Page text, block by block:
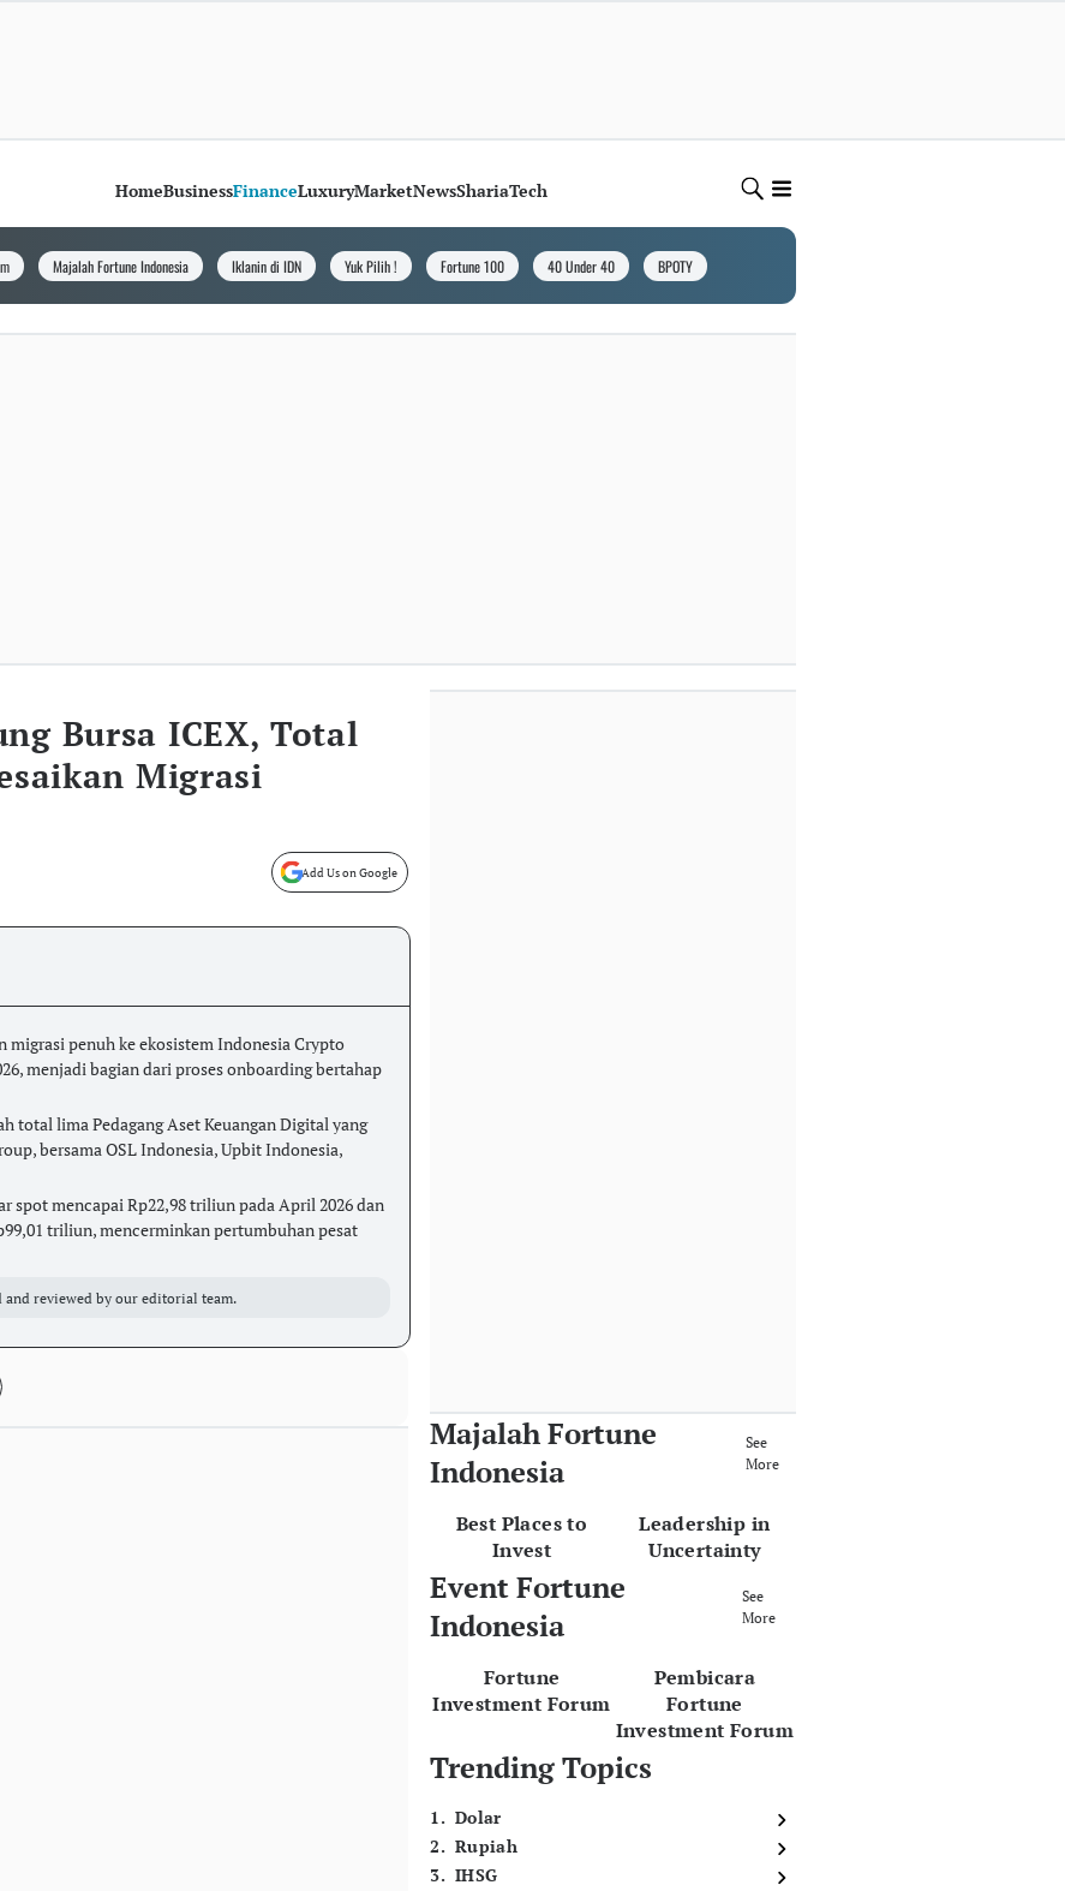
HomeBusinessFinanceLuxuryMarketNewsShariaTech
Majalah Fortune Indonesia Iklanin di IDN Yuk Pilih ! Fortune 100 40 Under 40 BPOTY
Bursa ICEX, Total
Migrasi
Add Us on Google
migrasi penuh ke ekosistem Indonesia Crypto
menjadi bagian dari proses onboarding bertahap
total lima Pedagang Aset Keuangan Digital yang
bersama OSL Indonesia, Upbit Indonesia,
spot mencapai Rp22,98 triliun pada April 2026 dan
triliun, mencerminkan pertumbuhan pesat
and reviewed by our editorial team.
Majalah Fortune
Indonesia
See
More
Best Places to
Invest
Leadership in
Uncertainty
Event Fortune
Indonesia
See
More
Fortune
Investment Forum
Pembicara
Fortune
Investment Forum
Trending Topics
1. Dolar
2. Rupiah
3. IHSG